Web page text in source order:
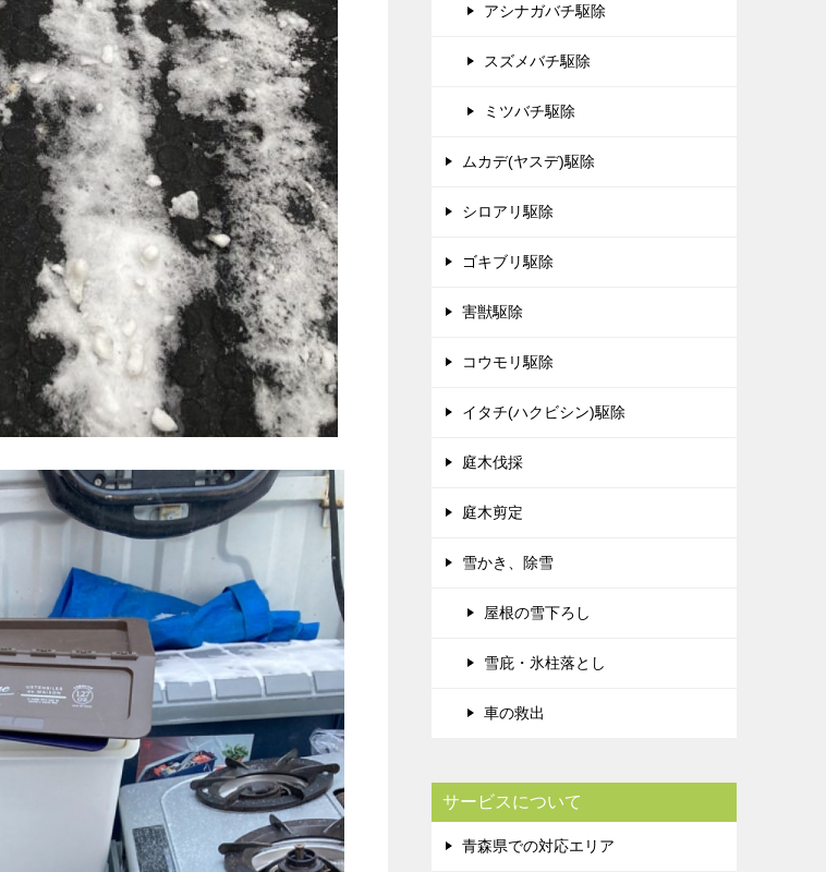
アシナガバチ駆除
スズメバチ駆除
ミツバチ駆除
ムカデ(ヤスデ)駆除
シロアリ駆除
ゴキブリ駆除
害獣駆除
コウモリ駆除
イタチ(ハクビシン)駆除
庭木伐採
庭木剪定
雪かき、除雪
屋根の雪下ろし
雪庇・氷柱落とし
車の救出
サービスについて
青森県での対応エリア